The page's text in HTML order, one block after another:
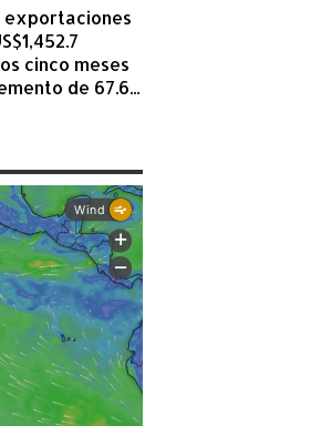
exportaciones
cinco meses
de 67.6...